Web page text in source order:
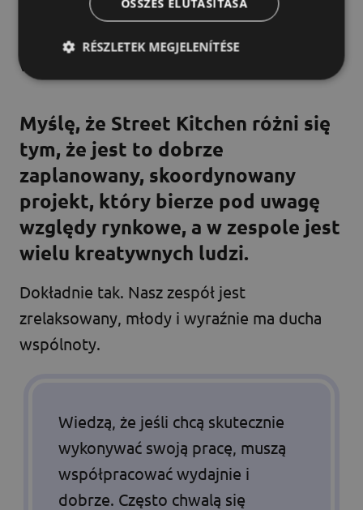
zatrudniamy, jeśli się zgodzi, dodajemy go
do tego systemu, a także do naszych
wewnętrznych interfejsów.
Myślę, że Street Kitchen różni się
tym, że jest to dobrze
zaplanowany, skoordynowany
projekt, który bierze pod uwagę
względy rynkowe, a w zespole jest
wielu kreatywnych ludzi.
Dokładnie tak. Nasz zespół jest
zrelaksowany, młody i wyraźnie ma ducha
wspólnoty.
Wiedzą, że jeśli chcą skutecznie
wykonywać swoją pracę, muszą
współpracować wydajnie i
dobrze. Często chwalą się
ÖSSZES ELUTASÍTÁSA
RÉSZLETEK MEGJELENÍTÉSE